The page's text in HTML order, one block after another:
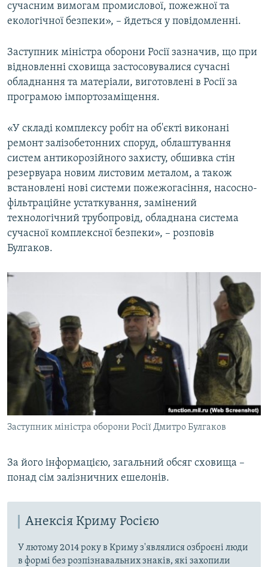
сучасним вимогам промислової, пожежної та
екологічної безпеки», – йдеться у повідомленні.
Заступник міністра оборони Росії зазначив, що при
відновленні сховища застосовувалися сучасні
обладнання та матеріали, виготовлені в Росії за
програмою імпортозаміщення.
«У складі комплексу робіт на об'єкті виконані
ремонт залізобетонних споруд, облаштування
систем антикорозійного захисту, обшивка стін
резервуара новим листовим металом, а також
встановлені нові системи пожежогасіння, насосно-
фільтраційне устаткування, замінений
технологічний трубопровід, обладнана система
сучасної комплексної безпеки», – розповів
Булгаков.
Заступник міністра оборони Росії Дмитро Булгаков
За його інформацією, загальний обсяг сховища –
понад сім залізничних ешелонів.
Анексія Криму Росією
У лютому 2014 року в Криму з'являлися озброєні люди
в формі без розпізнавальних знаків, які захопили